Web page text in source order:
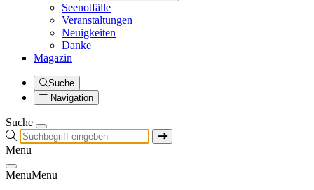
Seenotfälle
Veranstaltungen
Neuigkeiten
Danke
Magazin
Suche
Navigation
Suche
Menu
MenuMenu